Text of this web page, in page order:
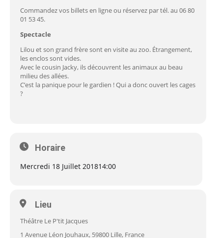
Commandez vos billets en ligne ou réservez par tél. au 06 80
01 53 45.
Spectacle
Lilou et son grand frère sont en visite au zoo. Étrangement,
les enclos sont vides.
Avec le cousin Jacky, ils découvrent les animaux au beau
milieu des allées.
C’est la panique pour le gardien ! Qui a donc ouvert les cages
?
Horaire
Mercredi 18 Juillet 201814:00
Lieu
Théâtre Le P'tit Jacques
1 Avenue Léon Jouhaux, 59800 Lille, France